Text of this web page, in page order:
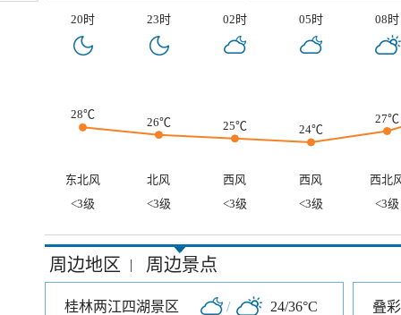
20时 23时 02时 05时 08时
28℃
26℃ 25℃ 24℃
27℃
东北风 北风 西风 西风
西北
<3级
<3级 <3级 <3级 <3级
周边地区 | 周边景点
桂林两江四湖景区 / 24/36°C 叠